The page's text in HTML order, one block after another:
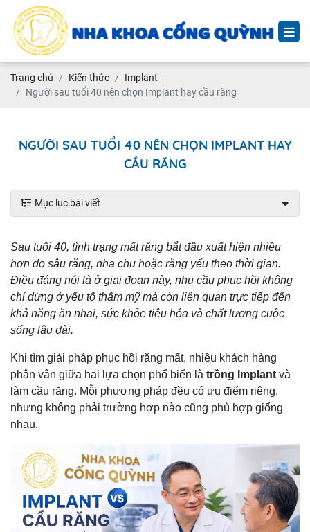
Trang chủ Kiến thức
Implant
Người sau tuổi 40 nên chọn Implant hay cầu răng
NGƯỜI SAU TUỔI 40 NÊN CHỌN IMPLANT HAY
CẦU RĂNG
Mục lục bài viết
Sau tuổi 40, tình trạng mất răng bắt đầu xuất hiện nhiều
hơn do sâu răng, nha chu hoặc răng yếu theo thời gian.
Điều đáng nói là ở giai đoạn này, nhu cầu phục hồi không
chỉ dừng ở yếu tố thẩm mỹ mà còn liên quan trực tiếp đến
khả năng ăn nhai, sức khỏe tiêu hóa và chất lượng cuộc
sống lâu dài.
Khi tìm giải pháp phục hồi răng mất, nhiều khách hàng
phân vân giữa hai lựa chọn phổ biến là trồng Implant và
làm cầu răng. Mỗi phương pháp đều có ưu điểm riêng,
nhưng không phải trường hợp nào cũng phù hợp giống
nhau.